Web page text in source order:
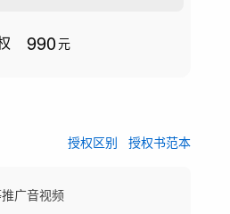
990元
授权区别 授权书范本
广音视频